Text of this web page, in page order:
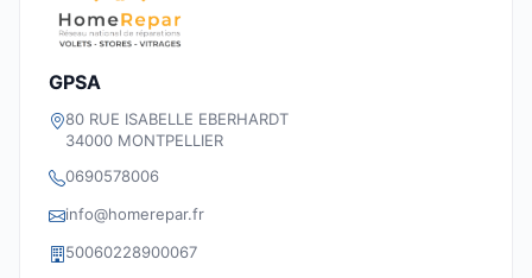
GPSA
80 RUE ISABELLE EBERHARDT
34000 MONTPELLIER
0690578006
info@homerepar.fr
50060228900067